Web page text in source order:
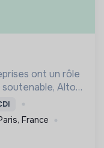
ont un rôle
Altopi
plus durable.
France